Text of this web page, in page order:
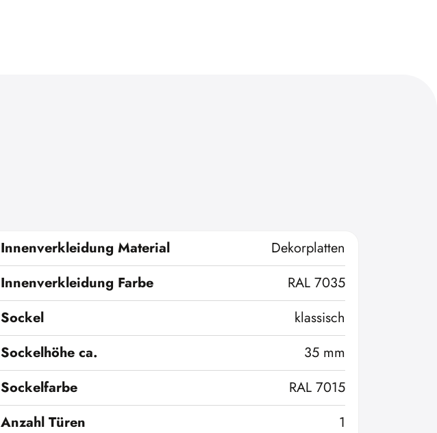
Innenverkleidung Material
Dekorplatten
Innenverkleidung Farbe
RAL 7035
Sockel
klassisch
Sockelhöhe ca.
35 mm
Sockelfarbe
RAL 7015
Anzahl Türen
1